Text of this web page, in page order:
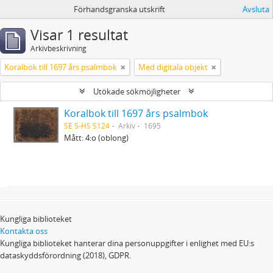
Förhandsgranska utskrift Avsluta
Visar 1 resultat
Arkivbeskrivning
Koralbok till 1697 års psalmbok Med digitala objekt
Utökade sökmöjligheter
Koralbok till 1697 års psalmbok
SE S-HS S124 Arkiv 1695
Mått: 4:o (oblong)
Kungliga biblioteket
Kontakta oss
Kungliga biblioteket hanterar dina personuppgifter i enlighet med EU:s
dataskyddsförordning (2018), GDPR.